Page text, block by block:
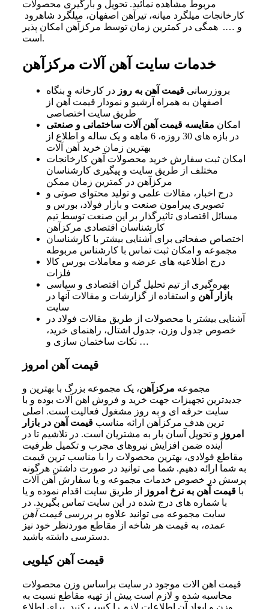
مربوط مشاهده نمائید. تحویل و بارگیری محصولات
کارخانجات میلگرد میانه، تیرآهن اصفهان، میلگرد شاهرود
و …. همگی در کمترین زمان توسط مرکزآهن امکان پذیر
است.
خدمات سایت آهن لات مرکزآهن
بروزرسانیقیمت آهن به روز در کارخانه و بنگاه
اصفهان به همراه آرشیو و نمودار قیمت آهن از
طریق سایت اختصاصی
امکان مقایسه قیمت آهن آلات ساختمانی و صنعتی
در بازه‌ های 30 روزه، 6 ماهه و یک ساله و اطلاع از
بهترین زمان خرید آهن آلات
امکان ثبت سفارش خرید محصولات آهن کارخانجات
مختلف از طریق سایت و پیگیری کارشناسان
مرکزآهن در کمترین زمان ممکن
درج اخبار، مقالات علمی و تولید محتوای صوتی و
تصویری پیرامون صنعت و بازار فولاد، بورس و
مسائل اقتصادی تاثیرگذار بر این صنعت توسط تیم
کارشناسان اقتصادی مرکزآهن
اختصاص صفحاتی برای آشنایی بیشتر با کارشناسان
مجموعه و امکان ثبت تماس با کارشناس مربوطه
درج اطلاعیه‌ های عرضه و معاملات بورس کالا
فلزات
بهره‌گیری از تیم تحلیل گران اقتصادی و سیاسی
بازار آهن و استفاده از گزارشات و مقالات آنها در
سایت
آشنایی بیشتر با محصولات از طریق مقالات فولاد در
خصوص جدول وزن، جدول اشتال، راهنمای خرید،
نکات ساختمان سازی و …
قیمت آهن امروز
مجموعه مرکزآهن، یک مجموعه بزرگ با بهترین و
جدیدترین تجهیزات جهت خرید و فروش اهن آلات بوده و با
سایت حرفه‌ ای و به روز مشغول فعالیت است. اصلی‌
ترین هدف مرکزآهن ارائه مناسبقیمت آهن در بازار
امروز و تحویل آسان بار به مشتریان است. در تلاشیم تا در
آینده ضمن افزایش نیروهای مجرب و تکمیل ظرفیت
مقاطع فولادی، بهترین محصولات را با مناسب‌ ترین قیمت
به شما ارائه دهیم. شما می‌ توانید در صورت داشتن هرگونه
پرسش در خصوص خدمات مجموعه و یا سفارش آهن آلات
باقیمت آهن به نرخ امروز
از طریق سایت اقدام نموده و یا
با شماره‌ های درج شده در این سایت تماس بگیرید. در
سایت مجموعه می‌ توانید علاوه بر بررسیقیمت آهن
عمده، به قیمت هر شاخه از مقاطع موردنظر خود نیز
دسترسی داشته باشید.
قیمت آهن کیلویی
قیمت اهن الات موجود در سایت براساس وزن محصولات
محاسبه شده و لازم است پیش از تهیه مقاطع نسبت به
وزن و ابعاد آن اطلاعات لازم را کسب کنید. برای اطلاع